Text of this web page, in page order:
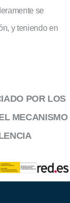
se
y teniendo en
POR LOS
MECANISMO